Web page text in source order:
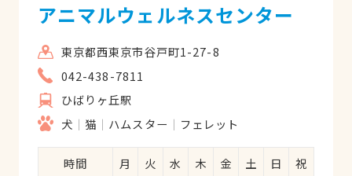
アニマルウェルネスセンター
東京都西東京市谷戸町1-27-8
042-438-7811
ひばりヶ丘駅
犬
猫 ハムスター フェレット
時間 月 火 水 木 金 土 日
祝